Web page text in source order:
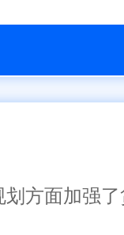
方面加强